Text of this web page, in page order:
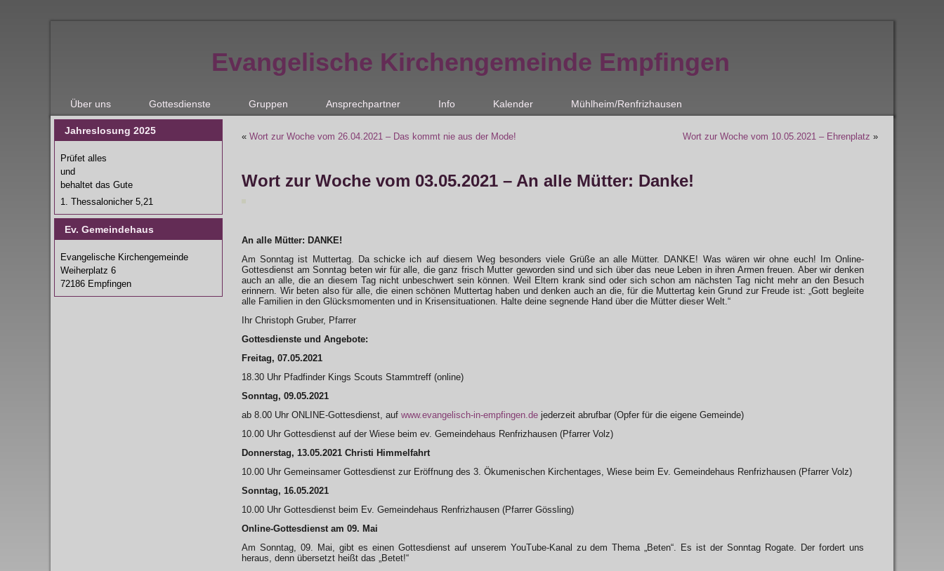
Evangelische Kirchengemeinde Empfingen
Über uns Gottesdienste Gruppen Ansprechpartner Info Kalender Mühlheim/Renfrizhausen
Jahreslosung 2025
Prüfet alles
und
behaltet das Gute
1. Thessalonicher 5,21
Ev. Gemeindehaus
Evangelische Kirchengemeinde
Weiherplatz 6
72186 Empfingen
« Wort zur Woche vom 26.04.2021 – Das kommt nie aus der Mode! Wort zur Woche vom 10.05.2021 – Ehrenplatz »
Wort zur Woche vom 03.05.2021 – An alle Mütter: Danke!
An alle Mütter: DANKE!
Am Sonntag ist Muttertag. Da schicke ich auf diesem Weg besonders viele Grüße an alle Mütter. DANKE! Was wären wir ohne euch! Im Online-
Gottesdienst am Sonntag beten wir für alle, die ganz frisch Mutter geworden sind und sich über das neue Leben in ihren Armen freuen. Aber wir denken
auch an alle, die an diesem Tag nicht unbeschwert sein können. Weil Eltern krank sind oder sich schon am nächsten Tag nicht mehr an den Besuch
erinnern. Wir beten also für alle, die einen schönen Muttertag haben und denken auch an die, für die Muttertag kein Grund zur Freude ist: „Gott begleite
alle Familien in den Glücksmomenten und in Krisensituationen. Halte deine segnende Hand über die Mütter dieser Welt.“
Ihr Christoph Gruber, Pfarrer
Gottesdienste und Angebote:
Freitag, 07.05.2021
18.30 Uhr Pfadfinder Kings Scouts Stammtreff (online)
Sonntag, 09.05.2021
ab 8.00 Uhr ONLINE-Gottesdienst, auf www.evangelisch-in-empfingen.de jederzeit abrufbar (Opfer für die eigene Gemeinde)
10.00 Uhr Gottesdienst auf der Wiese beim ev. Gemeindehaus Renfrizhausen (Pfarrer Volz)
Donnerstag, 13.05.2021 Christi Himmelfahrt
10.00 Uhr Gemeinsamer Gottesdienst zur Eröffnung des 3. Ökumenischen Kirchentages, Wiese beim Ev. Gemeindehaus Renfrizhausen (Pfarrer Volz)
Sonntag, 16.05.2021
10.00 Uhr Gottesdienst beim Ev. Gemeindehaus Renfrizhausen (Pfarrer Gössling)
Online-Gottesdienst am 09. Mai
Am Sonntag, 09. Mai, gibt es einen Gottesdienst auf unserem YouTube-Kanal zu dem Thema „Beten“. Es ist der Sonntag Rogate. Der fordert uns
heraus, denn übersetzt heißt das „Betet!“